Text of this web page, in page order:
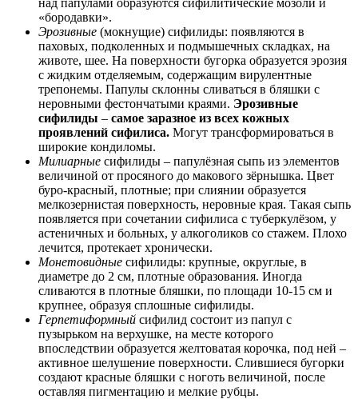
над папулами образуются сифилитические мозоли и
«бородавки».
Эрозивные (мокнущие) сифилиды: появляются в
паховых, подколенных и подмышечных складках, на
животе, шее. На поверхности бугорка образуется эрозия
с жидким отделяемым, содержащим вирулентные
трепонемы. Папулы склонны сливаться в бляшки с
неровными фестончатыми краями. Эрозивные
сифилиды – самое заразное из всех кожных
проявлений сифилиса. Могут трансформироваться в
широкие кондиломы.
Милиарные сифилиды – папулёзная сыпь из элементов
величиной от просяного до макового зёрнышка. Цвет
буро-красный, плотные; при слиянии образуется
мелкозернистая поверхность, неровные края. Такая сыпь
появляется при сочетании сифилиса с туберкулёзом, у
астеничных и больных, у алкоголиков со стажем. Плохо
лечится, протекает хронически.
Монетовидные сифилиды: крупные, округлые, в
диаметре до 2 см, плотные образования. Иногда
сливаются в плотные бляшки, по площади 10-15 см и
крупнее, образуя сплошные сифилиды.
Герпетиформный сифилид состоит из папул с
пузырьком на верхушке, на месте которого
впоследствии образуется желтоватая корочка, под ней –
активное шелушение поверхности. Слившиеся бугорки
создают красные бляшки с ноготь величиной, после
оставляя пигментацию и мелкие рубцы.